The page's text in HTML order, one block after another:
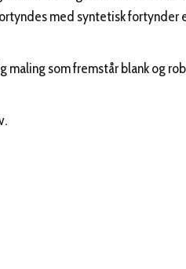
med syntetisk
som fremstår blank og